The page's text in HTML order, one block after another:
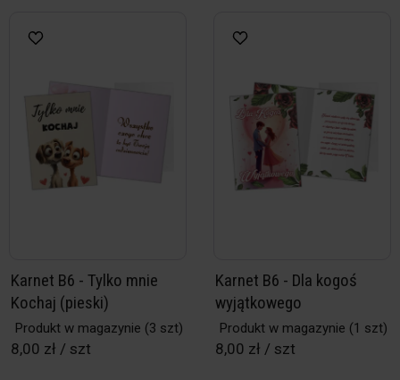
Karnet B6 - Tylko mnie
Kochaj (pieski)
Produkt w magazynie (3 szt)
8,00 zł / szt
Karnet B6 - Dla kogoś
wyjątkowego
Produkt w magazynie (1 szt)
8,00 zł / szt